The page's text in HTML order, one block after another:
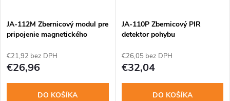
o
v
o
v
JA-112M Zbernicový modul pre
pripojenie magnetického
€21,92 bez DPH
€26,96
DO KOŠÍKA
JA-110P Zbernicový PIR
detektor pohybu
€26,05 bez DPH
€32,04
DO KOŠÍKA